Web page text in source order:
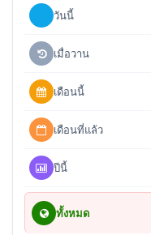
วันนี้
เมื่อวาน
เดือนนี้
เดือนที่แล้ว
ปีนี้
ทั้งหมด